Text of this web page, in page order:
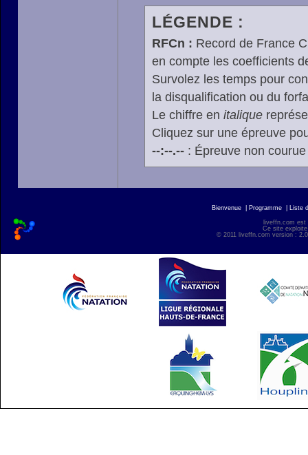
LÉGENDE :
RFCn : Record de France
en compte les coefficients
Survolez les temps pour
la disqualification ou du
Le chiffre en italique
Cliquez sur une épreuve
--:--.--: Épreuve non
Bienvenue Programme Liste
liveffn.com est
Ce site
© 2011 liveffn.com version :